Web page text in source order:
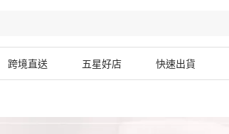
跨境直送 五星好店 快速出貨